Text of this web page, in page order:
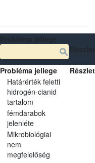
Probléma jellege
Határérték feletti
hidrogén-cianid
tartalom
fémdarabok
jelenléte
Mikrobiológiai
nem
megfelelőség